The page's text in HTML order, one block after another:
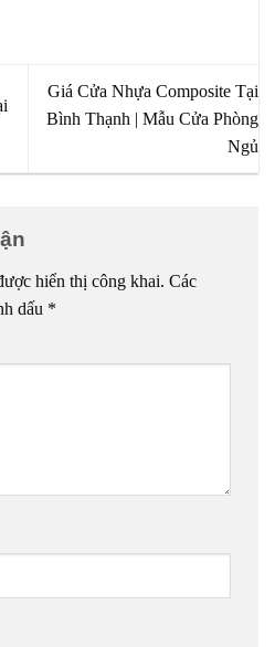
Giá Cửa Nhựa Composite Tại
Bình Thạnh | Mẫu Cửa Phòng
Ngủ
hiển thị công khai. Các
dấu *